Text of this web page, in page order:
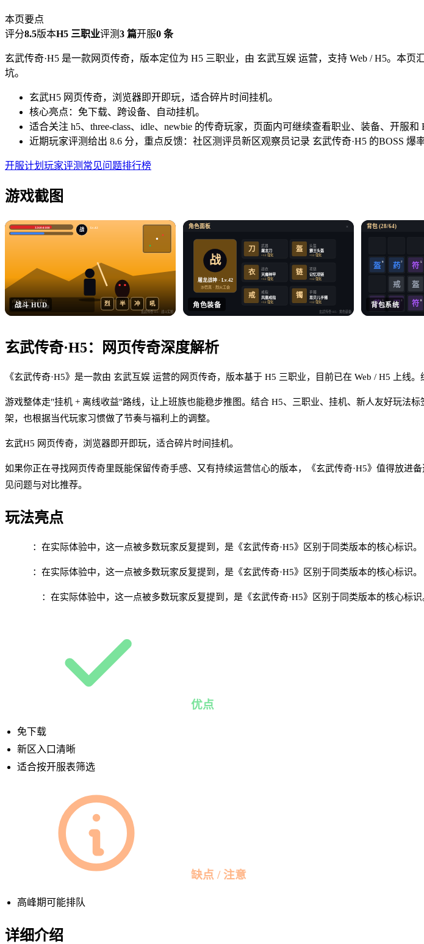
本页要点
评分8.5版本H5 三职业评测3 篇开服0 条
玄武传奇·H5 是一款网页传奇，版本定位为 H5 三职业，由 玄武互娱 运营，支持 Web / H5。本
坑。
玄武H5 网页传奇，浏览器即开即玩，适合碎片时间挂机。
核心亮点：免下载、跨设备、自动挂机。
适合关注 h5、three-class、idle、newbie 的传奇玩家，页面内可继续查看职业、装备、开服和
近期玩家评测给出 8.6 分，重点反馈：社区测评员新区观察员记录 玄武传奇·H5 的BOSS 爆
开服计划 玩家评测 常见问题排行榜
游戏截图
3260/4180 战 Lv.42
烈 半 冲 吼
[行会] 沙巴克晚 8 点集合！
[世界] 收 屠龙刀，价格私聊
玄武传奇·H5
· 战斗实拍
战斗 HUD
角色面板 ×
战
屠龙战神 · Lv.42
沙巴克 · 烈火工会
刀
武器
屠龙刀
+12 强化
盔
头盔
霸王头盔
+12 强化
衣
战衣
天魔神甲
+12 强化
链
项链
记忆项链
+12 强化
戒
戒指
凤凰戒指
+12 强化
镯
手镯
思贝儿手镯
+12 强化
玄武传奇·H5
· 角色装备
角色装备
背包 (28/64)
盔 9 药 7 符 5
戒 盔
药 3 刀 1 符 8
背包系统
玄武传奇·H5： 网页传奇深度解析
《玄武传奇·H5》是一款由 玄武互娱 运营的网页传奇，版本基于 H5 三职业，目前已在 Web / H5 上线
游戏整体走"挂机 + 离线收益"路线，让上班族也能稳步推图。结合 H5、三职业、挂机、新人友好玩法
架，也根据当代玩家习惯做了节奏与福利上的调整。
玄武H5 网页传奇，浏览器即开即玩，适合碎片时间挂机。
如果你正在寻找网页传奇里既能保留传奇手感、又有持续运营信心的版本，《玄武传奇·H5》值得放
见问题与对比推荐。
玩法亮点
：在实际体验中，这一点被多数玩家反复提到，是《玄武传奇·H5》区别于同类版本的核心标识。
：在实际体验中，这一点被多数玩家反复提到，是《玄武传奇·H5》区别于同类版本的核心标识。
：在实际体验中，这一点被多数玩家反复提到，是《玄武传奇·H5》区别于同类版本的核心标识
优点
免下载
新区入口清晰
适合按开服表筛选
缺点 / 注意
高峰期可能排队
详细介绍